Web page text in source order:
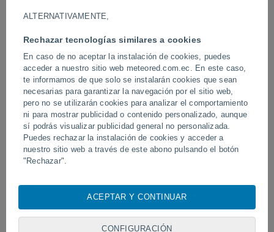
ALTERNATIVAMENTE,
Rechazar tecnologías similares a cookies
En caso de no aceptar la instalación de cookies, puedes
acceder a nuestro sitio web meteored.com.ec. En este caso,
te informamos de que solo se instalarán cookies que sean
necesarias para garantizar la navegación por el sitio web,
pero no se utilizarán cookies para analizar el comportamiento
ni para mostrar publicidad o contenido personalizado, aunque
sí podrás visualizar publicidad general no personalizada.
Puedes rechazar la instalación de cookies y acceder a
nuestro sitio web a través de este abono pulsando el botón
"Rechazar".
cookies, identificadores únicos o tecnologías similares para
visita en este sitio web, las direcciones IP y los
identificadores de cookies. Es posible que algunos
ACEPTAR Y CONTINUAR
CONFIGURACIÓN
Un enorme diablo de polvo fue
avistado en Zapponeta, Italia
Tornados y lluvias
Pelotas, Brasil.
Síguenos